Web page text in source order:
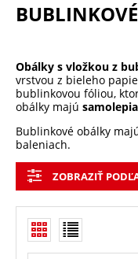
Obálky s vložkou z
vrstvou z bieleho
bublinkovou fóliou,
obálky majú
Bublinkové obálky
baleniach.
ZOBRAZIŤ